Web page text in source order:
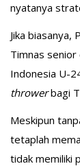
nyatanya
Jika biasanya,
Timnas
Indonesia U-
throwerbagi
Meskipun
tetaplah
tidak memiliki